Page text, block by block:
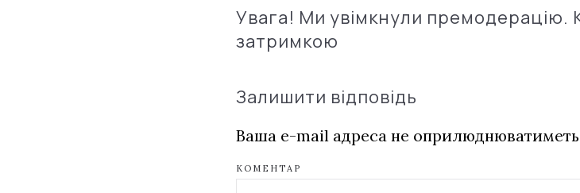
Увага! Ми увімкнули премодерацію.
затримкою
Залишити відповідь
Ваша e-mail адреса не
КОМЕНТАР